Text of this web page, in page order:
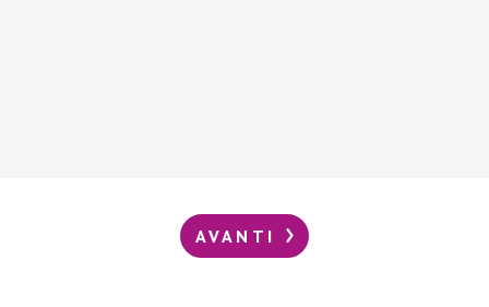
AVANTI